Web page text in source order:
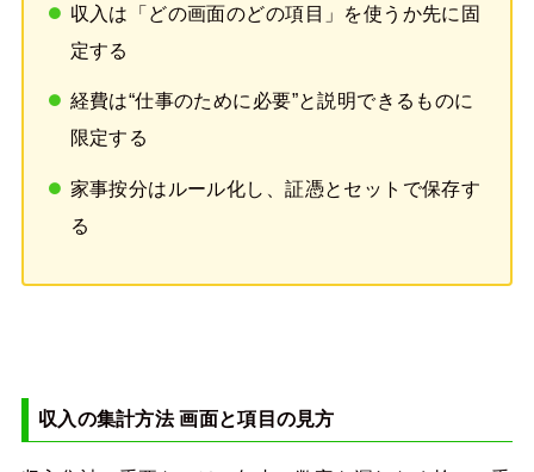
収入は「どの画面のどの項目」を使うか先に固
定する
経費は“仕事のために必要”と説明できるものに
限定する
家事按分はルール化し、証憑とセットで保存す
る
収入の集計方法 画面と項目の見方